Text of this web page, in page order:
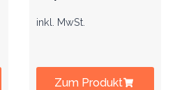
inkl. MwSt.
Zum Produkt